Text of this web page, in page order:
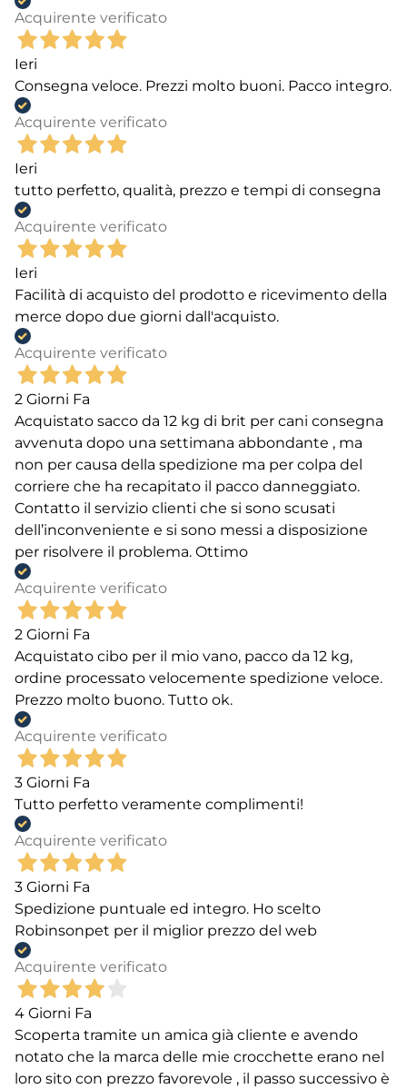
Acquirente verificato
Ieri
Consegna veloce. Prezzi molto buoni. Pacco integro.
Acquirente verificato
Ieri
tutto perfetto, qualità, prezzo e tempi di consegna
Acquirente verificato
Ieri
Facilità di acquisto del prodotto e ricevimento della
merce dopo due giorni dall'acquisto.
Acquirente verificato
2 Giorni Fa
Acquistato sacco da 12 kg di brit per cani consegna
avvenuta dopo una settimana abbondante , ma
non per causa della spedizione ma per colpa del
corriere che ha recapitato il pacco danneggiato.
Contatto il servizio clienti che si sono scusati
dell’inconveniente e si sono messi a disposizione
per risolvere il problema. Ottimo
Acquirente verificato
2 Giorni Fa
Acquistato cibo per il mio vano, pacco da 12 kg,
ordine processato velocemente spedizione veloce.
Prezzo molto buono. Tutto ok.
Acquirente verificato
3 Giorni Fa
Tutto perfetto veramente complimenti!
Acquirente verificato
3 Giorni Fa
Spedizione puntuale ed integro. Ho scelto
Robinsonpet per il miglior prezzo del web
Acquirente verificato
4 Giorni Fa
Scoperta tramite un amica già cliente e avendo
notato che la marca delle mie crocchette erano nel
loro sito con prezzo favorevole , il passo successivo è